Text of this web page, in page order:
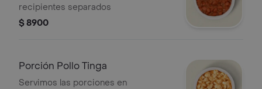
recipientes separados
$ 8900
Porción Pollo Tinga
Servimos las porciones en